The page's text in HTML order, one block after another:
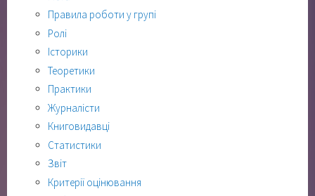
Правила роботи у групі
Ролі
Історики
Теоретики
Практики
Журналісти
Книговидавці
Статистики
Звіт
Критерії оцінювання